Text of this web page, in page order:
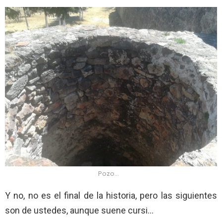
Pozo…
Y no, no es el final de la historia, pero las siguientes
son de ustedes, aunque suene cursi…